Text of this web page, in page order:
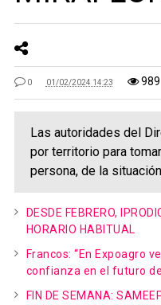
0 01/02/2024 14:23 989
Las autoridades del
por territorio para
persona, de la
DESDE FEBRERO,
HORARIO HABITUAL
Francos: “En Expoagro
confianza en el futuro
FIN DE SEMANA: